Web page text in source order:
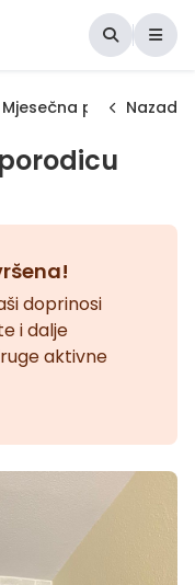
Mjesečna pomoć za
Nazad
doprinosi
i dalje
aktivne